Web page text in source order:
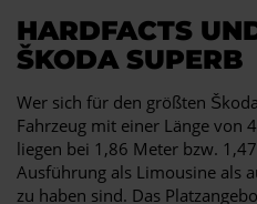
HARDFACTS
ŠKODA SUPERB
Wer sich für den größten
Fahrzeug mit einer Länge von
liegen bei 1,86 Meter bzw.
Ausführung als Limousine als
zu haben sind. Das